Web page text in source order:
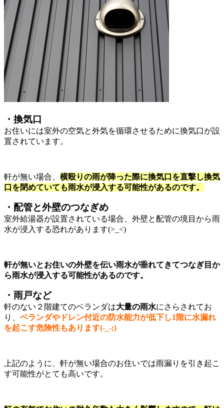
・換気口
お住いには室外の空気と外気を循環させるために換気口が設
置されています。
軒が無い場合、 横殴りの雨が降った際に換気口を直撃し換気
口を閉めていても雨水が浸入する可能性があるのです。
・配管と外壁のつなぎめ
室外給湯器が設置されている場合、外壁と配管の境目から雨
水が浸入する恐れがあります(>_<)
軒が無いとお住いの外壁を伝い雨水が垂れてきてつなぎ目か
ら雨水が浸入する可能性があるのです。
・雨戸など
軒のない２階建てのベランダは大量の雨水にさらされてお
り、 ベランダやドレン付近の防水能力が低下し1階に水漏れ
を起こす危険性もあります(-_-;)
上記のように、軒が無い場合のお住いでは雨漏りを引き起こ
す可能性がとても高いです。